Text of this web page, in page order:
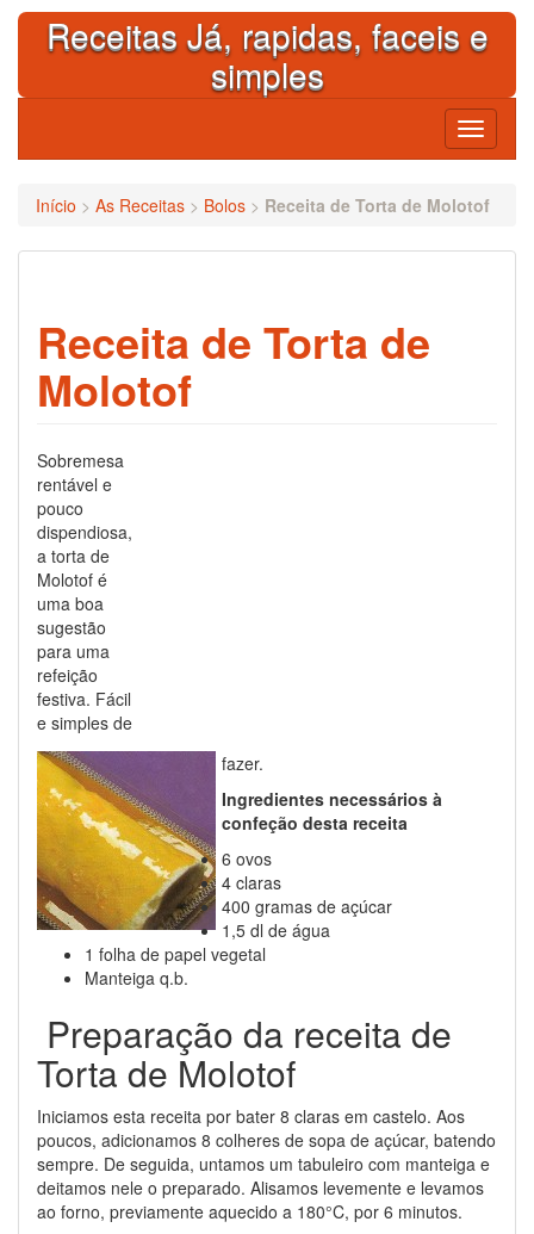
Skip
contentReceitas Já, rapidas, faceis e
simples
Toggle
Início > As Receitas > Bolos > Receita de Torta de Molotof
Receita de Torta de
Molotof
Sobremesa
rentável e
pouco
dispendiosa,
a torta de
Molotof é
uma boa
sugestão
para uma
refeição
festiva. Fácil
e simples de
fazer.
Ingredientes necessários à
confeção desta receita
6 ovos
4 claras
400 gramas de açúcar
1,5 dl de água
1 folha de papel vegetal
Manteiga q.b.
Preparação da receita de
Torta de Molotof
Iniciamos esta receita por bater 8 claras em castelo. Aos
poucos, adicionamos 8 colheres de sopa de açúcar, batendo
sempre. De seguida, untamos um tabuleiro com manteiga e
deitamos nele o preparado. Alisamos levemente e levamos
ao forno, previamente aquecido a 180°C, por 6 minutos.